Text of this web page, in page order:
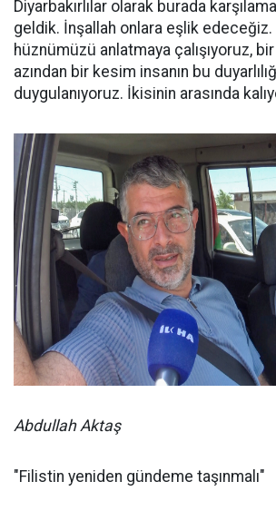
Diyarbakırlılar olarak burada
geldik. İnşallah onlara eşlik edeceğiz.
hüznümüzü anlatmaya çalışıyoruz,
azından bir kesim insanın bu
duygulanıyoruz. İkisinin arasında
Abdullah Aktaş
"Filistin yeniden gündeme taşınmalı"